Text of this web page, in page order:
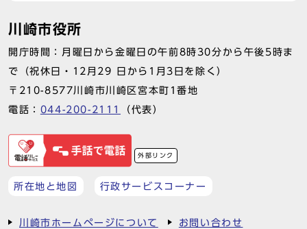
川崎市役所
開庁時間：月曜日から金曜日の午前8時30分から午後5時ま
で（祝休日・12月29 日から1月3日を除く）
〒210-8577川崎市川崎区宮本町1番地
電話： 044-200-2111 （代表）
外部リンク
所在地と地図 行政サービスコーナー
川崎市ホームページについて お問い合わせ